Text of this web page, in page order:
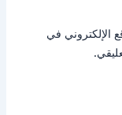
الإلكتروني في